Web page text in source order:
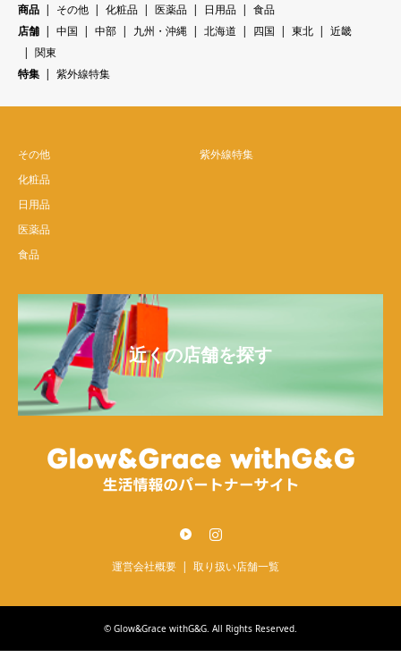
商品
その他 化粧品 医薬品 日用品
食品
店舗
中国 中部 九州・沖縄 北海道 四国 東北
近畿
関東
特集
紫外線特集
その他
化粧品
日用品
医薬品
食品
紫外線特集
近くの店舗を探す
運営会社概要 取り扱い店舗一覧
© Glow&Grace withG&G . All Rights Reserved.